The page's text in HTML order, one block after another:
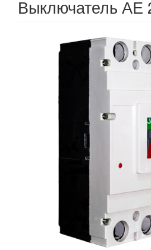
Выключатель АЕ